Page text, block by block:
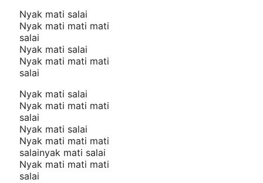
Nyak mati salai
Nyak mati mati mati
salai
Nyak mati salai
Nyak mati mati mati
salai
Nyak mati salai
Nyak mati mati mati
salai
Nyak mati salai
Nyak mati mati mati
salainyak mati salai
Nyak mati mati mati
salai